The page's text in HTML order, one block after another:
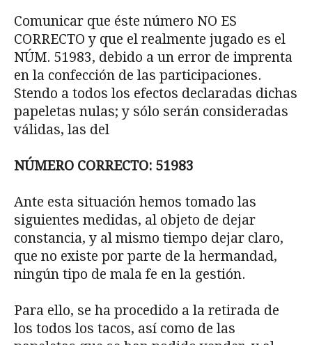
Comunicar que éste número NO ES
CORRECTO y que el realmente jugado es el
NÚM. 51983, debido a un error de imprenta
en la confección de las participaciones.
Stendo a todos los efectos declaradas dichas
papeletas nulas; y sólo serán consideradas
válidas, las del
NÚMERO CORRECTO: 51983
Ante esta situación hemos tomado las
siguientes medidas, al objeto de dejar
constancia, y al mismo tiempo dejar claro,
que no existe por parte de la hermandad,
ningún tipo de mala fe en la gestión.
Para ello, se ha procedido a la retirada de
los todos los tacos, así como de las